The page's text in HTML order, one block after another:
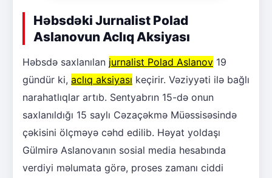
Həbsdəki Jurnalist Polad
Aslanovun Aclıq Aksiyası
Həbsdə saxlanılan jurnalist Polad Aslanov 19
gündür ki, aclıq aksiyası keçirir. Vəziyyəti ilə bağlı
narahatlıqlar artıb. Sentyabrın 15-də onun
saxlanıldığı 15 saylı Cəzaçəkmə Müəssisəsində
çəkisini ölçməyə cəhd edilib. Həyat yoldaşı
Gülmirə Aslanovanın sosial media hesabında
verdiyi məlumata görə, proses zamanı ciddi